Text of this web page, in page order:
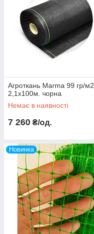
Агроткань Marma 99 гр/м2.
2,1х100м. чорна
Немає в наявності
7 260 ₴/од.
Новинка